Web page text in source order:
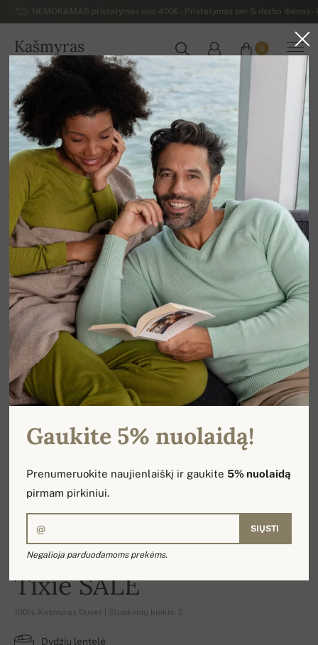
NEMOKAMAS pristatymas nuo 400€ - Pristatymas per 5 darbo dienas
Kašmyras
LIETUVA
0
Atgal
-16%
Tixie SALE
100% Kašmyras Duvet | Sluoksnių kiekis: 2
Dydžių lentelė
Gaukite 5% nuolaidą!
Prenumeruokite naujienlaiškį ir gaukite5% nuolaidą
pirmam pirkiniui.
SIŲSTI
Negalioja parduodamoms prekėms.